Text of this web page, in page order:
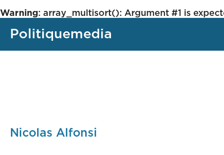
Warning: array_multisort(): Argument #1 is
Politiquemedia
Nicolas Alfonsi